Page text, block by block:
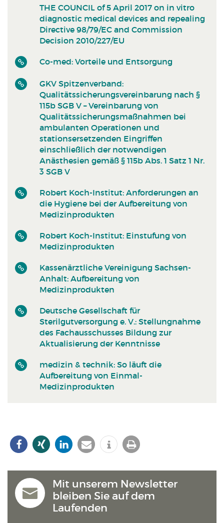
THE COUNCIL of 5 April 2017 on in vitro
diagnostic medical devices and repealing
Directive 98/79/EC and Commission
Decision 2010/227/EU
Co-med: Vorteile und Entsorgung
GKV Spitzenverband:
Qualitätssicherungsvereinbarung nach §
115b SGB V – Vereinbarung von
Qualitätssicherungsmaßnahmen bei
ambulanten Operationen und
stationsersetzenden Eingriffen
einschließlich der notwendigen
Anästhesien gemäß § 115b Abs. 1 Satz 1 Nr.
3 SGB V
Robert Koch-Institut: Anforderungen an
die Hygiene bei der Aufbereitung von
Medizinprodukten
Robert Koch-Institut: Einstufung von
Medizinprodukten
Kassenärztliche Vereinigung Sachsen-
Anhalt: Aufbereitung von
Medizinprodukten
Deutsche Gesellschaft für
Sterilgutversorgung e. V.: Stellungnahme
des Fachausschusses Bildung zur
Aktualisierung der Kenntnisse
medizin & technik: So läuft die
Aufbereitung von Einmal-
Medizinprodukten
Mit unserem Newsletter
bleiben Sie auf dem
Laufenden